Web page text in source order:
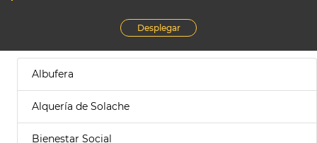
Desplegar
Albufera
Alquería de Solache
Bienestar Social